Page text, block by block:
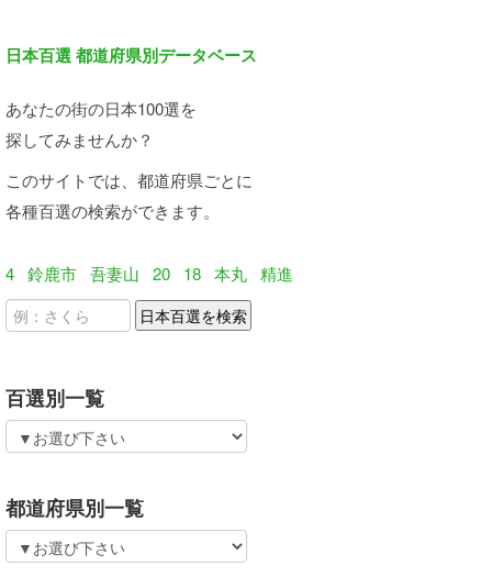
日本百選 都道府県別データベース
あなたの街の日本100選を
探してみませんか？
このサイトでは、都道府県ごとに
各種百選の検索ができます。
4 鈴鹿市 吾妻山 20 18 本丸 精進
百選別一覧
都道府県別一覧